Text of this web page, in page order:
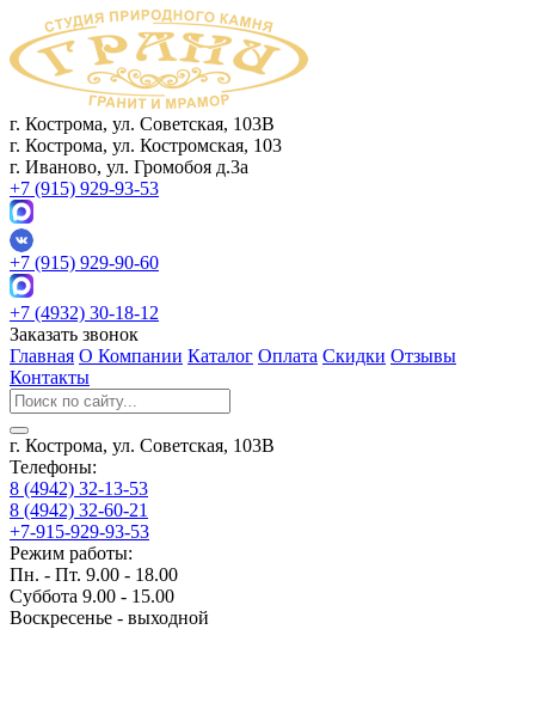
г. Кострома, ул. Советская, 103В
г. Кострома, ул. Костромская, 103
г. Иваново, ул. Громобоя д.3а
+7 (915) 929-93-53
+7 (915) 929-90-60
+7 (4932) 30-18-12
Заказать звонок
Главная О Компании Каталог Оплата Скидки Отзывы
Контакты
г. Кострома, ул. Советская, 103В
Телефоны:
8 (4942) 32-13-53
8 (4942) 32-60-21
+7-915-929-93-53
Режим работы:
Пн. - Пт. 9.00 - 18.00
Суббота 9.00 - 15.00
Воскресенье - выходной